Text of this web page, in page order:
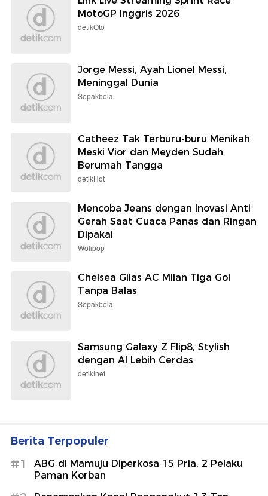
MotoGP Inggris 2026
detikOto
Jorge Messi, Ayah Lionel Messi,
Meninggal Dunia
Sepakbola
Catheez Tak Terburu-buru Menikah
Meski Vior dan Meyden Sudah
Berumah Tangga
detikHot
Mencoba Jeans dengan Inovasi Anti
Gerah Saat Cuaca Panas dan Ringan
Dipakai
Wolipop
Chelsea Gilas AC Milan Tiga Gol
Tanpa Balas
Sepakbola
Samsung Galaxy Z Flip8, Stylish
dengan AI Lebih Cerdas
detikInet
Berita Terpopuler
#1
ABG di Mamuju Diperkosa 15 Pria, 2 Pelaku
Paman Korban